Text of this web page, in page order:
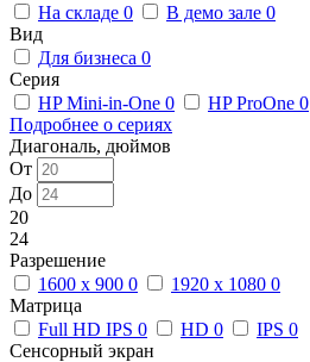
На складе 0 В демо зале 0
Вид
Для бизнеса 0
Серия
HP Mini-in-One 0 HP ProOne 0
Подробнее о сериях
Диагональ, дюймов
От
До
20
24
Разрешение
1600 x 900 0 1920 x 1080 0
Матрица
Full HD IPS 0 HD 0 IPS 0
Сенсорный экран